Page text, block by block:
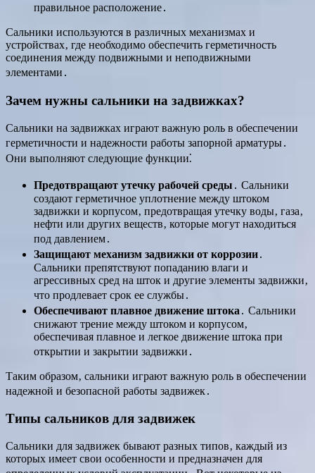
правильное расположение․
Сальники используются в различных механизмах и
устройствах‚ где необходимо обеспечить герметичность
соединения между подвижными и неподвижными
элементами․
Зачем нужны сальники на задвижках?
Сальники на задвижках играют важную роль в обеспечении
герметичности и надежности работы запорной арматуры․
Они выполняют следующие функции⁚
Предотвращают утечку рабочей среды ․ Сальники
создают герметичное уплотнение между штоком
задвижки и корпусом‚ предотвращая утечку воды‚ газа‚
нефти или других веществ‚ которые могут находиться
под давлением․
Защищают механизм задвижки от коррозии․
Сальники препятствуют попаданию влаги и
агрессивных сред на шток и другие элементы задвижки‚
что продлевает срок ее службы․
Обеспечивают плавное движение штока ․ Сальники
снижают трение между штоком и корпусом‚
обеспечивая плавное и легкое движение штока при
открытии и закрытии задвижки․
Таким образом‚ сальники играют важную роль в обеспечении
надежной и безопасной работы задвижек․
Типы сальников для задвижек
Сальники для задвижек бывают разных типов‚ каждый из
которых имеет свои особенности и предназначен для